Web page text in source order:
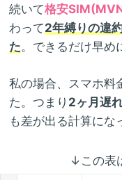
続いて格安
わって2年縛りの違
た。できるだけ早め
私の場合、スマホ料
た。つまり 2ヶ月遅
も差が出る計算にな
↓この表